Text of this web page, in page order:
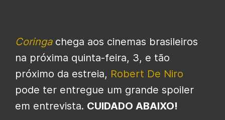
Coringa chega aos cinemas brasileiros
na próxima quinta-feira, 3, e tão
próximo da estreia, Robert De Niro
pode ter entregue um grande spoiler
em entrevista. CUIDADO ABAIXO!